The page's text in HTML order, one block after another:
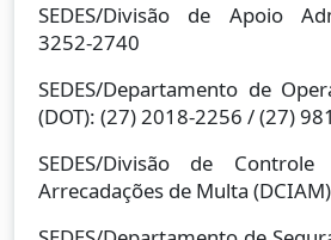
SEDES/Divisão de Apoio
3252-2740
SEDES/Departamento de
(DOT): (27) 2018-2256 / (27)
SEDES/Divisão de
Arrecadações de Multa